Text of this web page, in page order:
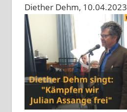
Diether Dehm, 10.04.2023